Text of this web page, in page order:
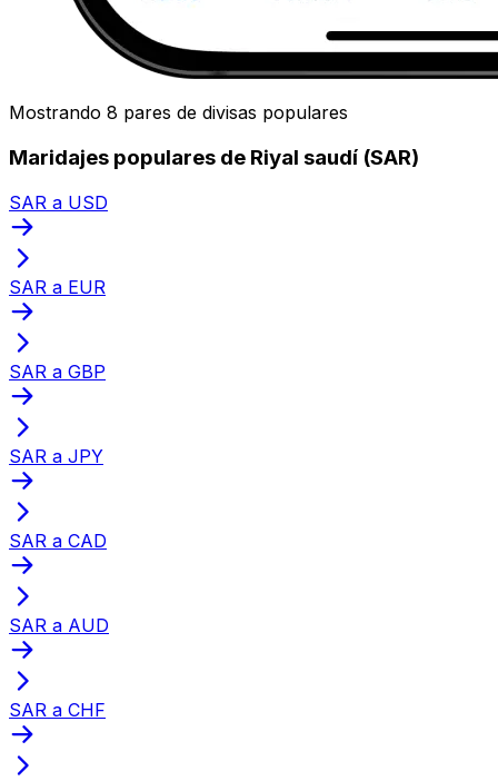
Mostrando 8 pares de divisas populares
Maridajes populares de Riyal saudí (SAR)
SAR a USD
SAR a EUR
SAR a GBP
SAR a JPY
SAR a CAD
SAR a AUD
SAR a CHF